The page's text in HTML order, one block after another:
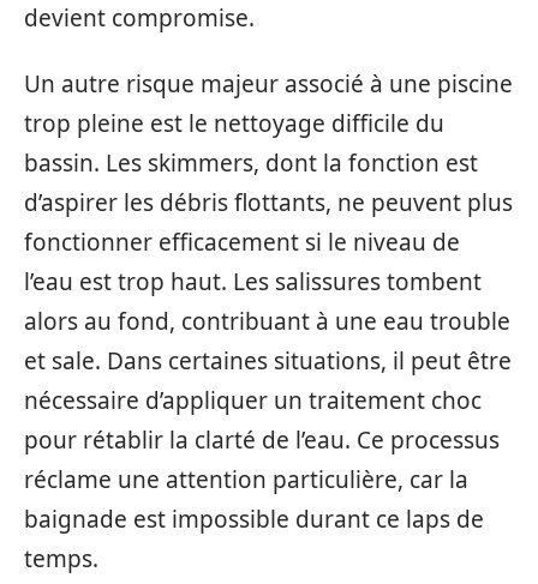
devient compromise.
Un autre risque majeur associé à une piscine
trop pleine est le nettoyage difficile du
bassin. Les skimmers, dont la fonction est
d’aspirer les débris flottants, ne peuvent plus
fonctionner efficacement si le niveau de
l’eau est trop haut. Les salissures tombent
alors au fond, contribuant à une eau trouble
et sale. Dans certaines situations, il peut être
nécessaire d’appliquer un traitement choc
pour rétablir la clarté de l’eau. Ce processus
réclame une attention particulière, car la
baignade est impossible durant ce laps de
temps.